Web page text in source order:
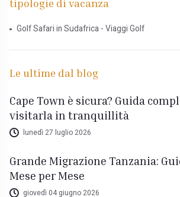
tipologie di vacanza
Golf Safari in Sudafrica - Viaggi Golf
Le ultime dal blog
Cape Town è sicura? Guida
visitarla in tranquillità
lunedì 27 luglio 2026
Grande Migrazione Tanzania:
Mese per Mese
giovedì 04 giugno 2026